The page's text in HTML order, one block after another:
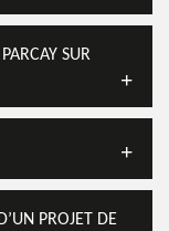
SUR
PROJET DE